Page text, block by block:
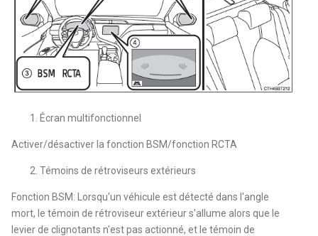
Écran multifonctionnel
Activer/désactiver la fonction BSM/fonction RCTA
Témoins de rétroviseurs extérieurs
Fonction BSM: Lorsqu'un véhicule est détecté dans l'angle
mort, le témoin de rétroviseur extérieur s'allume alors que le
levier de clignotants n'est pas actionné, et le témoin de